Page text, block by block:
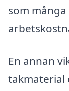
som
En annan
takmaterial